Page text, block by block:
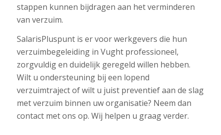
stappen kunnen bijdragen aan het verminderen
van verzuim.
SalarisPluspunt is er voor werkgevers die hun
verzuimbegeleiding in Vught professioneel,
zorgvuldig en duidelijk geregeld willen hebben.
Wilt u ondersteuning bij een lopend
verzuimtraject of wilt u juist preventief aan de slag
met verzuim binnen uw organisatie? Neem dan
contact met ons op. Wij helpen u graag verder.